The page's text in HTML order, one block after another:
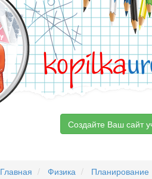
kopilka
Создайте Ваш сайт
Главная Физика
Планирование